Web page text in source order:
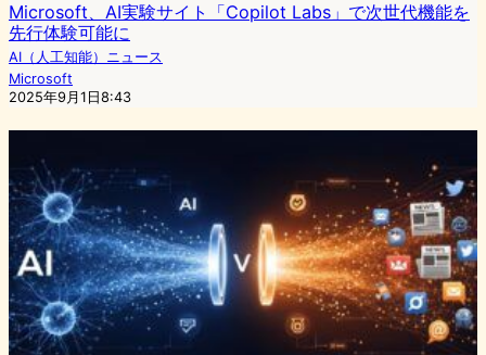
Microsoft、AI実験サイト「Copilot Labs」で次世代機能を
先行体験可能に
AI（人工知能）ニュース
Microsoft
2025年9月1日8:43